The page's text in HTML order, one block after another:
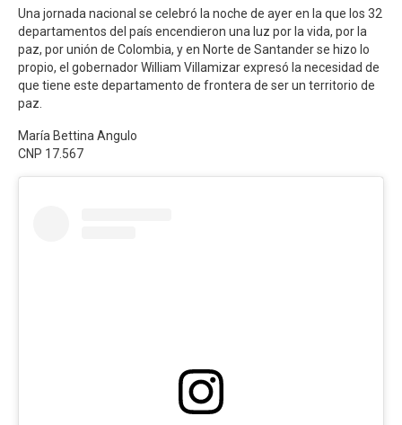
Una jornada nacional se celebró la noche de ayer en la que los 32
departamentos del país encendieron una luz por la vida, por la
paz, por unión de Colombia, y en Norte de Santander se hizo lo
propio, el gobernador William Villamizar expresó la necesidad de
que tiene este departamento de frontera de ser un territorio de
paz.
María Bettina Angulo
CNP 17.567